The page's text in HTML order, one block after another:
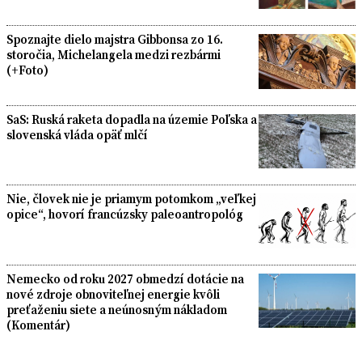
Spoznajte dielo majstra Gibbonsa zo 16.
storočia, Michelangela medzi rezbármi
(+Foto)
SaS: Ruská raketa dopadla na územie Poľska a
slovenská vláda opäť mlčí
Nie, človek nie je priamym potomkom „veľkej
opice“, hovorí francúzsky paleoantropológ
Nemecko od roku 2027 obmedzí dotácie na
nové zdroje obnoviteľnej energie kvôli
preťaženiu siete a neúnosným nákladom
(Komentár)